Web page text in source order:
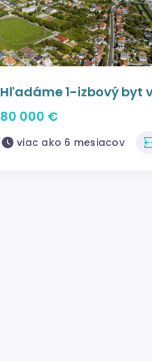
Hľadáme 1-izbový byt
80 000 €
viac ako 6 mesiacov